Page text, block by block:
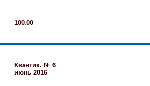
100.00
Квантик. № 6
июнь 2016